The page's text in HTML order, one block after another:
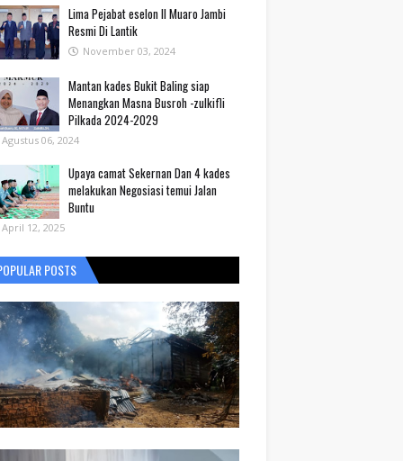
Lima Pejabat eselon II Muaro Jambi
Resmi Di Lantik
November 03, 2024
Mantan kades Bukit Baling siap
Menangkan Masna Busroh -zulkifli
Pilkada 2024-2029
Agustus 06, 2024
Upaya camat Sekernan Dan 4 kades
melakukan Negosiasi temui Jalan
Buntu
April 12, 2025
POSTS